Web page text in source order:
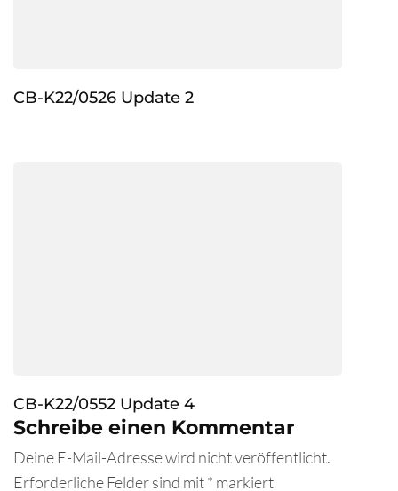
CB-K22/0526 Update 2
CB-K22/0552 Update 4
Schreibe einen Kommentar
Deine E-Mail-Adresse wird nicht veröffentlicht.
Erforderliche Felder sind mit* markiert